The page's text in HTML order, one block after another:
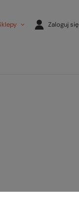
Zaloguj się